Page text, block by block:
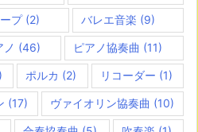
プ(2) バレエ音楽 (9)
ノ (46) ピアノ協奏曲 (11)
ポルカ (2) リコーダー (1)
(17) ヴァイオリン協奏曲 (10)